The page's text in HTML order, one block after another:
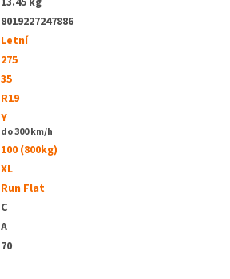
8019227247886
Letní
275
35
R19
Y
do 300 km/h
100 (800kg)
XL
Run Flat
C
A
70